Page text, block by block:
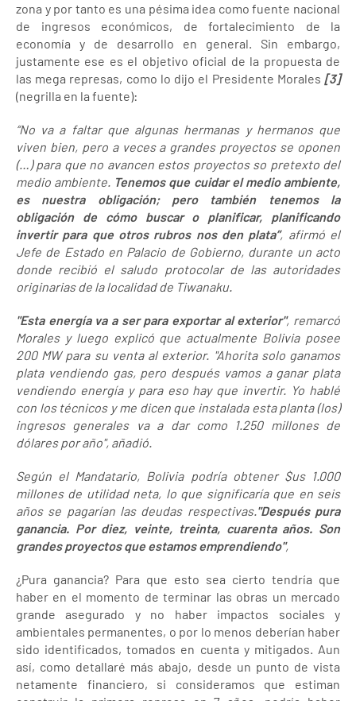
zona y por tanto es una pésima idea como fuente nacional
de ingresos económicos, de fortalecimiento de la
economía y de desarrollo en general. Sin embargo,
justamente ese es el objetivo oficial de la propuesta de
las mega represas, como lo dijo el Presidente Morales [3]
(negrilla en la fuente):
“No va a faltar que algunas hermanas y hermanos que
viven bien, pero a veces a grandes proyectos se oponen
(…) para que no avancen estos proyectos so pretexto del
medio ambiente. Tenemos que cuidar el medio ambiente,
es nuestra obligación; pero también tenemos la
obligación de cómo buscar o planificar, planificando
invertir para que otros rubros nos den plata”, afirmó el
Jefe de Estado en Palacio de Gobierno, durante un acto
donde recibió el saludo protocolar de las autoridades
originarias de la localidad de Tiwanaku.
"Esta energía va a ser para exportar al exterior", remarcó
Morales y luego explicó que actualmente Bolivia posee
200 MW para su venta al exterior. "Ahorita solo ganamos
plata vendiendo gas, pero después vamos a ganar plata
vendiendo energía y para eso hay que invertir. Yo hablé
con los técnicos y me dicen que instalada esta planta (los)
ingresos generales va a dar como 1.250 millones de
dólares por año", añadió.
Según el Mandatario, Bolivia podría obtener $us 1.000
millones de utilidad neta, lo que significaría que en seis
años se pagarían las deudas respectivas."Después pura
ganancia. Por diez, veinte, treinta, cuarenta años. Son
grandes proyectos que estamos emprendiendo",
¿Pura ganancia? Para que esto sea cierto tendría que
haber en el momento de terminar las obras un mercado
grande asegurado y no haber impactos sociales y
ambientales permanentes, o por lo menos deberían haber
sido identificados, tomados en cuenta y mitigados. Aun
así, como detallaré más abajo, desde un punto de vista
netamente financiero, si consideramos que estiman